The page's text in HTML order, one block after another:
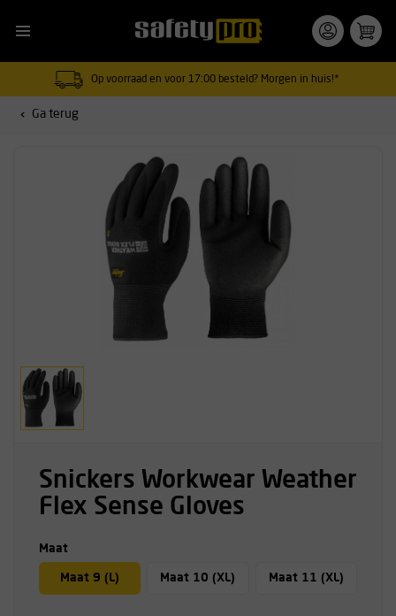
Op voorraad en voor 17:00 besteld? Morgen in huis!*
Ga terug
Snickers Workwear Weather
Flex Sense Gloves
Maat
Maat 9 (L) Maat 10 (XL) Maat 11 (XL)